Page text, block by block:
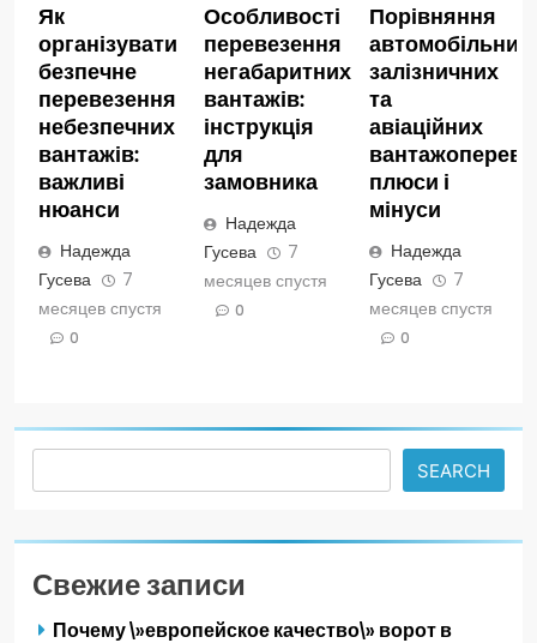
Як
організувати
безпечне
перевезення
небезпечних
вантажів:
важливі
нюанси
Надежда
Гусева
7
месяцев спустя
0
Особливості
перевезення
негабаритних
вантажів:
інструкція
для
замовника
Надежда
Гусева
7
месяцев спустя
0
Порівняння
автомобільних,
залізничних
та
авіаційних
плюси і
мінуси
Надежда
Гусева
7
месяцев спустя
0
SEARCH
Свежие записи
Почему \»европейское качество\» ворот в